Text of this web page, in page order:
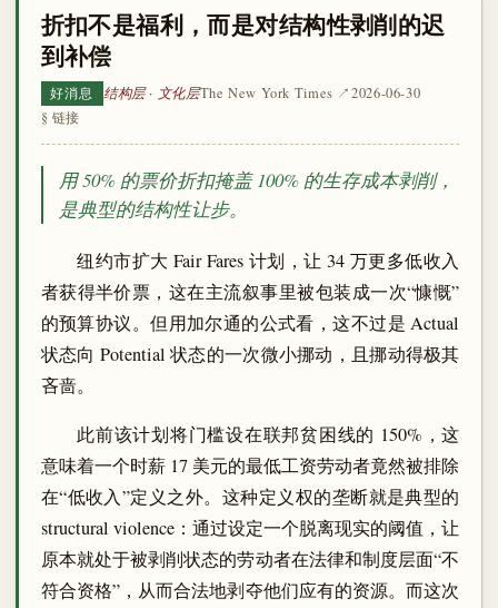
折扣不是福利，而是对结构性剥削的迟
到补偿
好消息 结构层 · 文化层The New York Times ↗2026-06-30
§ 链接
用 50% 的票价折扣掩盖 100% 的生存成本剥削，
是典型的结构性让步。
纽约市扩大 Fair Fares 计划，让 34 万更多低收入
者获得半价票，这在主流叙事里被包装成一次“慷慨”
的预算协议。但用加尔通的公式看，这不过是 Actual
状态向 Potential 状态的一次微小挪动，且挪动得极其
吝啬。
此前该计划将门槛设在联邦贫困线的 150%，这
意味着一个时薪 17 美元的最低工资劳动者竟然被排除
在“低收入”定义之外。这种定义权的垄断就是典型的
structural violence：通过设定一个脱离现实的阈值，让
原本就处于被剥削状态的劳动者在法律和制度层面“不
符合资格”，从而合法地剥夺他们应有的资源。而这次